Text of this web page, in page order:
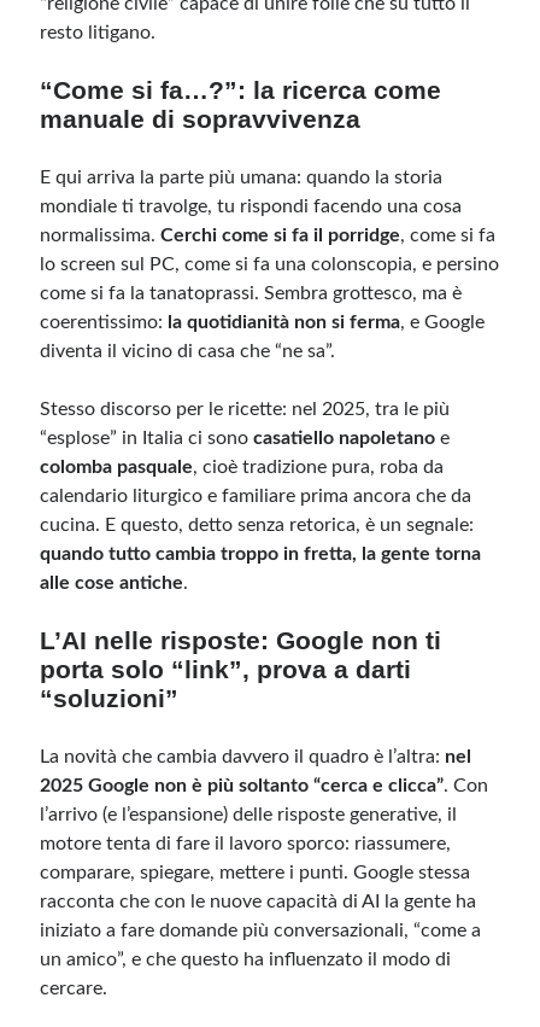
resto litigano.
“Come si fa…?”: la ricerca come
manuale di sopravvivenza
E qui arriva la parte più umana: quando la storia
mondiale ti travolge, tu rispondi facendo una cosa
normalissima.Cerchi come si fa il porridge, come si fa
lo screen sul PC, come si fa una colonscopia, e persino
come si fa la tanatoprassi. Sembra grottesco, ma è
coerentissimo: la quotidianità non si ferma, e Google
diventa il vicino di casa che “ne sa”.
Stesso discorso per le ricette: nel 2025, tra le più
“esplose” in Italia ci sonocasatiello napoletano e
colomba pasquale, cioè tradizione pura, roba da
calendario liturgico e familiare prima ancora che da
cucina. E questo, detto senza retorica, è un segnale:
quando tutto cambia troppo in fretta, la gente torna
alle cose antiche.
L’AI nelle risposte: Google non ti
porta solo “link”, prova a darti
“soluzioni”
La novità che cambia davvero il quadro è l’altra: nel
2025 Google non è più soltanto “cerca e clicca”. Con
l’arrivo (e l’espansione) delle risposte generative, il
motore tenta di fare il lavoro sporco: riassumere,
comparare, spiegare, mettere i punti. Google stessa
racconta che con le nuove capacità di AI la gente ha
iniziato a fare domande più conversazionali, “come a
un amico”, e che questo ha influenzato il modo di
cercare.